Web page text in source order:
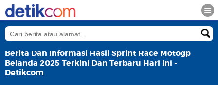
Berita Dan Informasi Hasil Sprint Race Motogp
Belanda 2025 Terkini Dan Terbaru Hari Ini -
Detikcom